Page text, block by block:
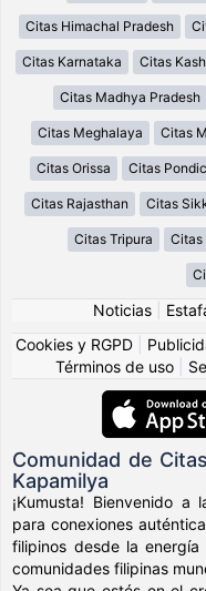
Citas Himachal Pradesh
Citas Karnataka Citas
Citas Madhya Pradesh
Citas Meghalaya Citas
Citas Orissa Citas
Citas Rajasthan Citas
Citas Tripura Citas
Noticias
Cookies y RGPD
Términos de uso
Comunidad de
Kapamilya
¡Kumusta! Bienvenido
para conexiones
filipinos desde la
comunidades filipinas